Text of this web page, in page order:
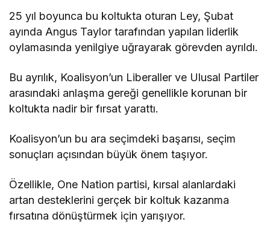
25 yıl boyunca bu koltukta oturan Ley, Şubat
ayında Angus Taylor tarafından yapılan liderlik
oylamasında yenilgiye uğrayarak görevden ayrıldı.
Bu ayrılık, Koalisyon’un Liberaller ve Ulusal Partiler
arasındaki anlaşma gereği genellikle korunan bir
koltukta nadir bir fırsat yarattı.
Koalisyon’un bu ara seçimdeki başarısı, seçim
sonuçları açısından büyük önem taşıyor.
Özellikle, One Nation partisi, kırsal alanlardaki
artan desteklerini gerçek bir koltuk kazanma
fırsatına dönüştürmek için yarışıyor.